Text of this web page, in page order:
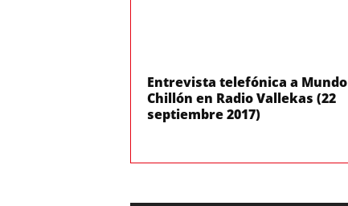
ó
Entrevista telefónica a Mundo
Chillón en Radio Vallekas (22
septiembre 2017)